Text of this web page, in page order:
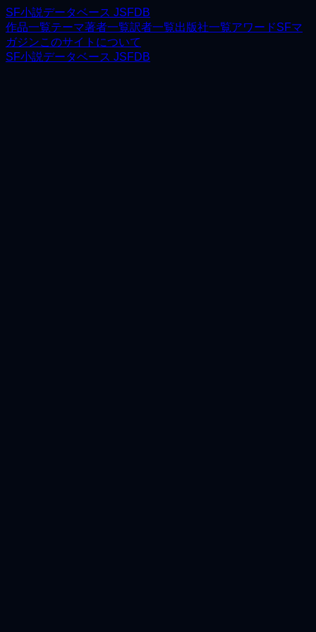
SF小説データベース JSFDB
作品一覧テーマ著者一覧訳者一覧出版社一覧アワードSFマ
ガジンこのサイトについて
SF小説データベース JSFDB